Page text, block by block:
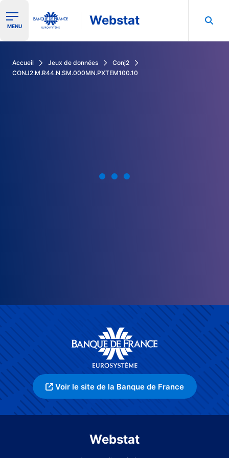
Ouvrir le menu de navigation
MENU Webstat
Accueil Jeux de données
Conj2
CONJ2.M.R44.N.SM.000MN.PXTEM100.10
Voir le site de la Banque de France
Webstat